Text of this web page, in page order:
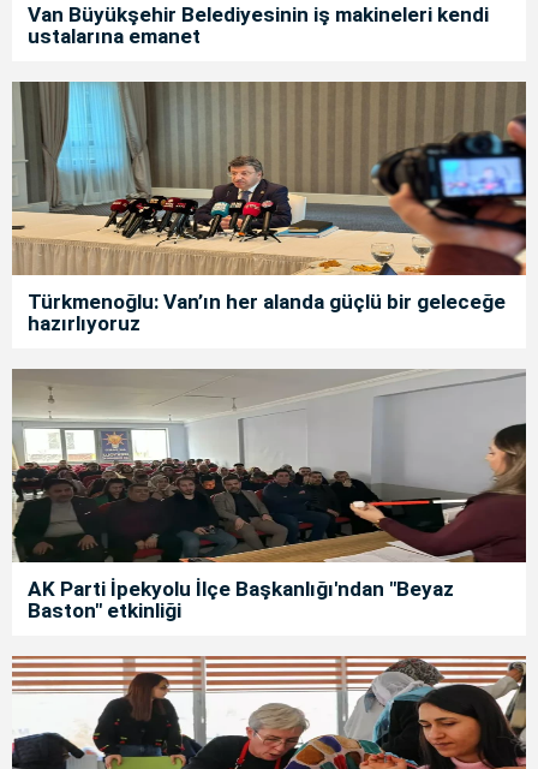
Van Büyükşehir Belediyesinin iş makineleri kendi
ustalarına emanet
Türkmenoğlu: Van’ın her alanda güçlü bir geleceğe
hazırlıyoruz
AK Parti İpekyolu İlçe Başkanlığı'ndan "Beyaz
Baston" etkinliği